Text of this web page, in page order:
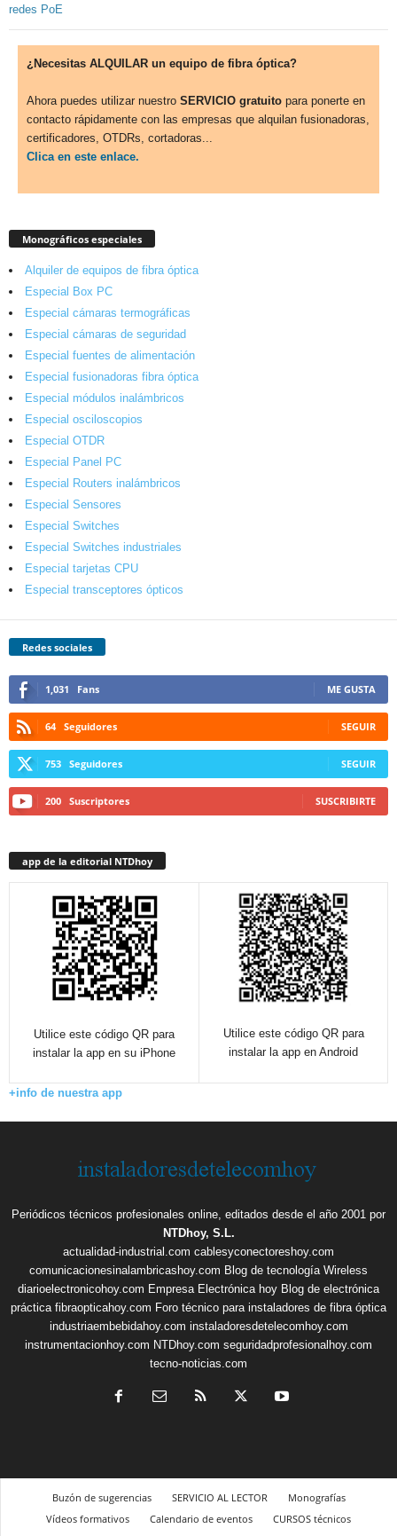
¿Necesitas ALQUILAR un equipo de fibra óptica?
Ahora puedes utilizar nuestro SERVICIO gratuito para ponerte en
contacto rápidamente con las empresas que alquilan fusionadoras,
certificadores, OTDRs, cortadoras...
Clica en este enlace.
Monográficos especiales
Alquiler de equipos de fibra óptica
Especial Box PC
Especial cámaras termográficas
Especial cámaras de seguridad
Especial fuentes de alimentación
Especial fusionadoras fibra óptica
Especial módulos inalámbricos
Especial osciloscopios
Especial OTDR
Especial Panel PC
Especial Routers inalámbricos
Especial Sensores
Especial Switches
Especial Switches industriales
Especial tarjetas CPU
Especial transceptores ópticos
Redes sociales
1,031 Fans ME GUSTA
64 Seguidores SEGUIR
753 Seguidores SEGUIR
200 Suscriptores SUSCRIBIRTE
app de la editorial NTDhoy
Utilice este código QR para
instalar la app en su iPhone
Utilice este código QR para
instalar la app en Android
+info de nuestra app
Periódicos técnicos profesionales online, editados desde el año 2001 por
NTDhoy, S.L.
actualidad-industrial.com cablesyconectoreshoy.com
comunicacionesinalambricashoy.com Blog de tecnología Wireless
diarioelectronicohoy.com Empresa Electrónica hoy Blog de electrónica
práctica fibraopticahoy.com Foro técnico para instaladores de fibra óptica
industriaembebidahoy.com instaladoresdetelecomhoy.com
instrumentacionhoy.com NTDhoy.com seguridadprofesionalhoy.com
tecno-noticias.com
Buzón de sugerencias SERVICIO AL LECTOR
Monografías
Vídeos formativos
Calendario de eventos
CURSOS técnicos